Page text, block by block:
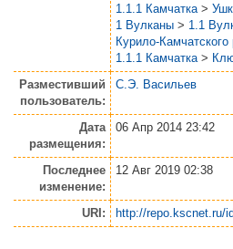
1.1.1 Камчатка >
1 Вулканы > 1.1
Курило-Камчатского
1.1.1 Камчатка >
Разместивший
пользователь:
С.Э. Васильев
Дата
размещения:
06 Апр 2014 23:42
Последнее
изменение:
12 Авг 2019 02:38
URI: http://repo.kscnet.ru/